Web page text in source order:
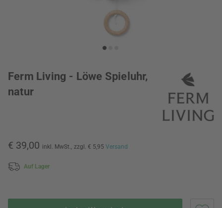
Ferm Living - Löwe Spieluhr,
natur
€ 39,00 inkl. MwSt., zzgl. € 5,95 Versand
Auf Lager